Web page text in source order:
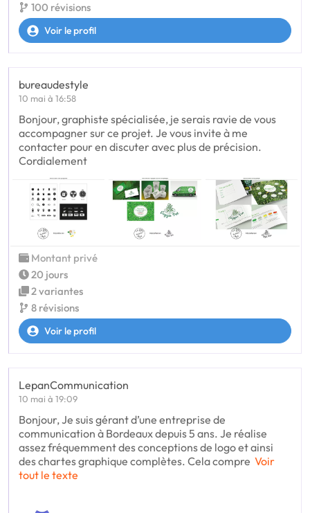
100 révisions
Voir le profil
bureaudestyle
10 mai à 16:58
Bonjour, graphiste spécialisée, je serais ravie de vous
accompagner sur ce projet. Je vous invite à me
contacter pour en discuter avec plus de précision.
Cordialement
Montant privé
20 jours
2 variantes
8 révisions
Voir le profil
LepanCommunication
10 mai à 19:09
Bonjour, Je suis gérant d’une entreprise de
communication à Bordeaux depuis 5 ans. Je réalise
assez fréquemment des conceptions de logo et ainsi
des chartes graphique complètes. Cela compre Voir
tout le texte